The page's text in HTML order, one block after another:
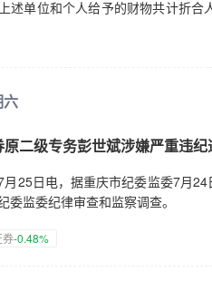
述单位和个人给予的财物共计折
六
原二级专务彭世斌涉嫌严重违
月25日电，据重庆市纪委监委7月
委监委纪律审查和监察调查。
券-0.48%